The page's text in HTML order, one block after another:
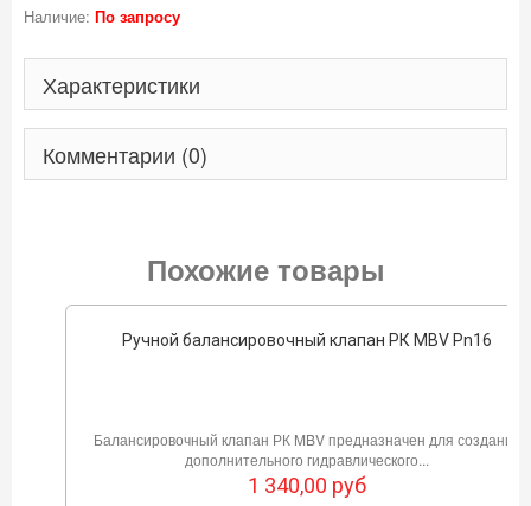
Наличие: По запросу
Характеристики
Комментарии (0)
Похожие товары
Ручной балансировочный клапан РК MBV Pn16
Балансировочный клапан РК MBV предназначен для создания
дополнительного гидравлического...
1 340,00 руб